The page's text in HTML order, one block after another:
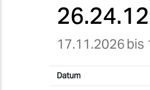
17.11.2026bis
Datum